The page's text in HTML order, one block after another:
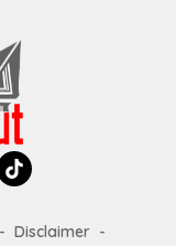
Disclaimer